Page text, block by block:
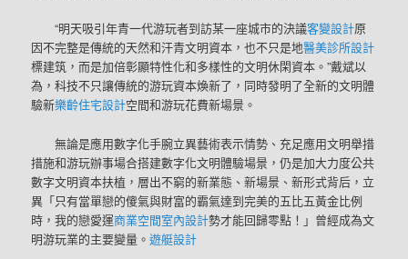
“明天吸引年青一代游玩者到訪某一座城市的決議客變設計原
因不完整是傳統的天然和汗青文明資本，也不只是地醫美診所設計
標建筑，而是加倍彰顯特性化和多樣性的文明休閑資本。”戴斌以
為，科技不只讓傳統的游玩資本煥新了，同時發明了全新的文明體
驗新樂齡住宅設計空間和游玩花費新場景。
無論是應用數字化手腕立異藝術表示情勢、充足應用文明舉措
措施和游玩辦事場合搭建數字化文明體驗場景，仍是加大力度公共
數字文明資本扶植，層出不窮的新業態、新場景、新形式背后，立
異「只有當單戀的傻氣與財富的霸氣達到完美的五比五黃金比例
時，我的戀愛運商業空間室內設計勢才能回歸零點！」曾經成為文
明游玩業的主要變量。遊艇設計